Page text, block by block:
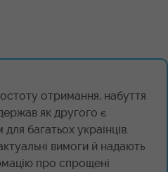
отримання, набуття
як другого є
багатьох українців.
вимоги й надають
про спрощені